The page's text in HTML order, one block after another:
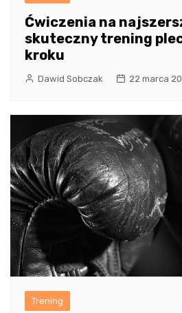
Ćwiczenia na
skuteczny trening
kroku
Dawid Sobczak 22 marca
Trening